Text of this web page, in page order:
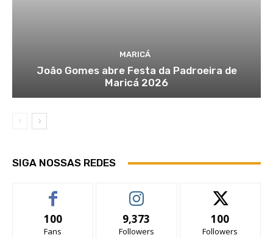
MARICÁ
João Gomes abre Festa da Padroeira de
Maricá 2026
SIGA NOSSAS REDES
100
Fans
9,373
Followers
100
Followers